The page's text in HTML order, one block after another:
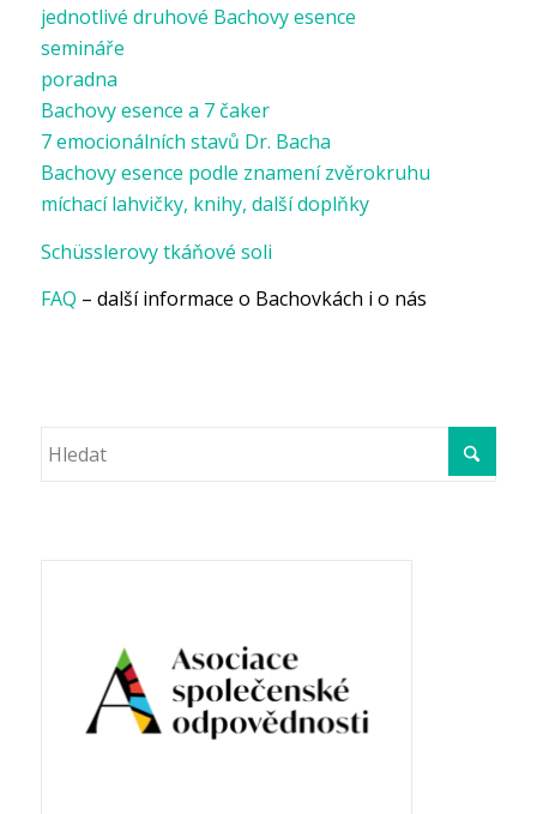
jednotlivé druhové Bachovy esence
semináře
poradna
Bachovy esence a 7 čaker
7 emocionálních stavů Dr. Bacha
Bachovy esence podle znamení zvěrokruhu
míchací lahvičky, knihy, další doplňky
Schüsslerovy tkáňové soli
FAQ – další informace o Bachovkách i o nás